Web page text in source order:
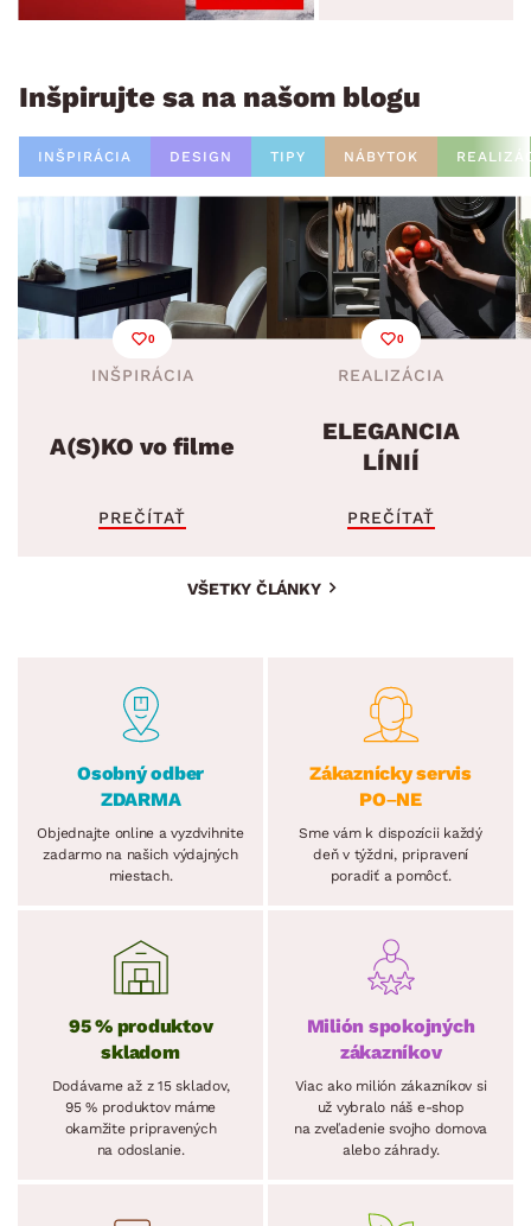
Inšpirujte sa na našom blogu
INŠPIRÁCIA DESIGN TIPY NÁBYTOK
0
INŠPIRÁCIA
A(S)KO vo filme
PREČÍTAŤ
0
REALIZÁCIA
ELEGANCIA
LÍNIÍ
PREČÍTAŤ
VŠETKY ČLÁNKY
Osobný odber
ZDARMA
Objednajte online a vyzdvihnite
zadarmo na našich výdajných
miestach.
Zákaznícky servis
PO–NE
Sme vám k dispozícii každý
deň v týždni, pripravení
poradiť a pomôcť.
95 % produktov
skladom
Dodávame až z 15 skladov,
95 % produktov máme
okamžite pripravených
na odoslanie.
Milión spokojných
zákazníkov
Viac ako milión zákazníkov si
už vybralo náš e-shop
na zveľadenie svojho domova
alebo záhrady.